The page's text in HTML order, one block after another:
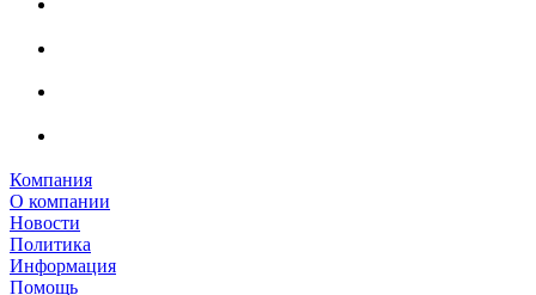
Компания
О компании
Новости
Политика
Информация
Помощь